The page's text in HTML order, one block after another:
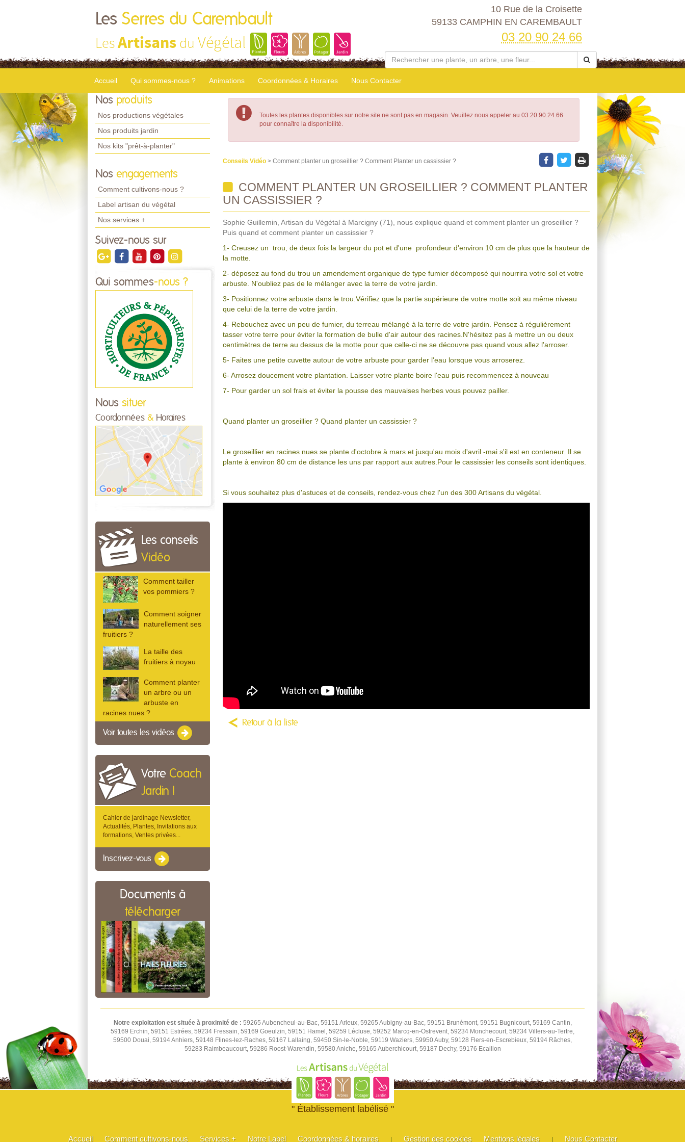
Les Serres du Carembault
LesArtisans du Végétal
10 Rue de la Croisette
59133 CAMPHIN EN CAREMBAULT
03 20 90 24 66
Accueil Qui sommes-nous ? Animations Coordonnées & Horaires Nous Contacter
Nos produits
Nos productions végétales
Nos produits jardin
Nos kits "prêt-à-planter"
Nos engagements
Comment cultivons-nous ?
Label artisan du végétal
Nos services +
Suivez-nous sur
Qui sommes-nous ?
Nous situer
Coordonnées & Horaires
Les conseils
Vidéo
Comment tailler
vos pommiers ?
Comment soigner
naturellement ses
fruitiers ?
La taille des
fruitiers à noyau
Comment planter
un arbre ou un
arbuste en
racines nues ?
Voir toutes les vidéos
Votre Coach
Jardin !
Cahier de jardinage Newsletter,
Actualités, Plantes, Invitations aux
formations, Ventes privées...
Inscrivez-vous
Documents à
télécharger
Toutes les plantes disponibles sur notre site ne sont pas en magasin. Veuillez nous appeler au 03.20.90.24.66
pour connaître la disponibilité.
Conseils Vidéo > Comment planter un groseillier ? Comment Planter un cassissier ?
COMMENT PLANTER UN GROSEILLIER ? COMMENT PLANTER
UN CASSISSIER ?
Sophie Guillemin, Artisan du Végétal à Marcigny (71), nous explique quand et comment planter un groseillier ?
Puis quand et comment planter un cassissier ?
1- Creusez un trou, de deux fois la largeur du pot et d'une profondeur d'environ 10 cm de plus que la hauteur de
la motte.
2- déposez au fond du trou un amendement organique de type fumier décomposé qui nourrira votre sol et votre
arbuste. N'oubliez pas de le mélanger avec la terre de votre jardin.
3- Positionnez votre arbuste dans le trou.Vérifiez que la partie supérieure de votre motte soit au même niveau
que celui de la terre de votre jardin.
4- Rebouchez avec un peu de fumier, du terreau mélangé à la terre de votre jardin. Pensez à régulièrement
tasser votre terre pour éviter la formation de bulle d'air autour des racines.N'hésitez pas à mettre un ou deux
centimètres de terre au dessus de la motte pour que celle-ci ne se découvre pas quand vous allez l'arroser.
5- Faites une petite cuvette autour de votre arbuste pour garder l'eau lorsque vous arroserez.
6- Arrosez doucement votre plantation. Laisser votre plante boire l'eau puis recommencez à nouveau
7- Pour garder un sol frais et éviter la pousse des mauvaises herbes vous pouvez pailler.
Quand planter un groseillier ? Quand planter un cassissier ?
Le groseillier en racines nues se plante d'octobre à mars et jusqu'au mois d'avril -mai s'il est en conteneur. Il se
plante à environ 80 cm de distance les uns par rapport aux autres.Pour le cassissier les conseils sont identiques.
Si vous souhaitez plus d'astuces et de conseils, rendez-vous chez l'un des 300 Artisans du végétal.
Retour à la liste
Notre exploitation est située à proximité de : 59265 Aubencheul-au-Bac, 59151 Arleux, 59265 Aubigny-au-Bac, 59151 Brunémont, 59151 Bugnicourt, 59169 Cantin,
59169 Erchin, 59151 Estrées, 59234 Fressain, 59169 Goeulzin, 59151 Hamel, 59259 Lécluse, 59252 Marcq-en-Ostrevent, 59234 Monchecourt, 59234 Villers-au-Tertre,
59500 Douai, 59194 Anhiers, 59148 Flines-lez-Raches, 59167 Lallaing, 59450 Sin-le-Noble, 59119 Waziers, 59950 Auby, 59128 Flers-en-Escrebieux, 59194 Râches,
59283 Raimbeaucourt, 59286 Roost-Warendin, 59580 Aniche, 59165 Auberchicourt, 59187 Dechy, 59176 Ecaillon
" Établissement labélisé "
Accueil Comment cultivons-nous Services + Notre Label Coordonnées & horaires | Gestion des cookies Mentions légales | Nous Contacter